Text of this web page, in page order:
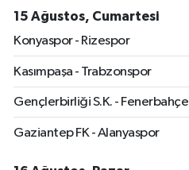
15 Ağustos, Cumartesi
Konyaspor - Rizespor
Kasımpaşa - Trabzonspor
Gençlerbirliği S.K. - Fenerbahçe
Gaziantep FK - Alanyaspor